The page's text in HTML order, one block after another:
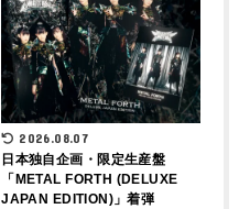
2026.08.07
日本独自企画・限定生産盤
「METAL FORTH (DELUXE
JAPAN EDITION)」着弾